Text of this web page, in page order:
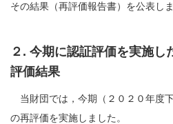
その結果（再評価報告書）を公表しま
２. 今期に認証評価を実施し
評価結果
当財団では，今期（２０２０年度
の再評価を実施しました。